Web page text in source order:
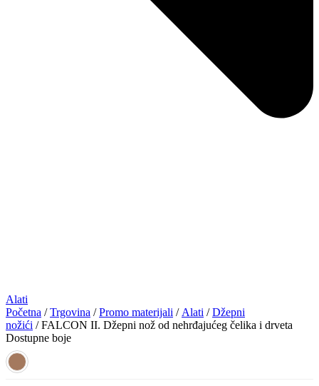
Alati
Početna /Trgovina /Promo materijali / Alati /Džepni
nožići / FALCON II. Džepni nož od nehrđajućeg čelika i drveta
Dostupne boje